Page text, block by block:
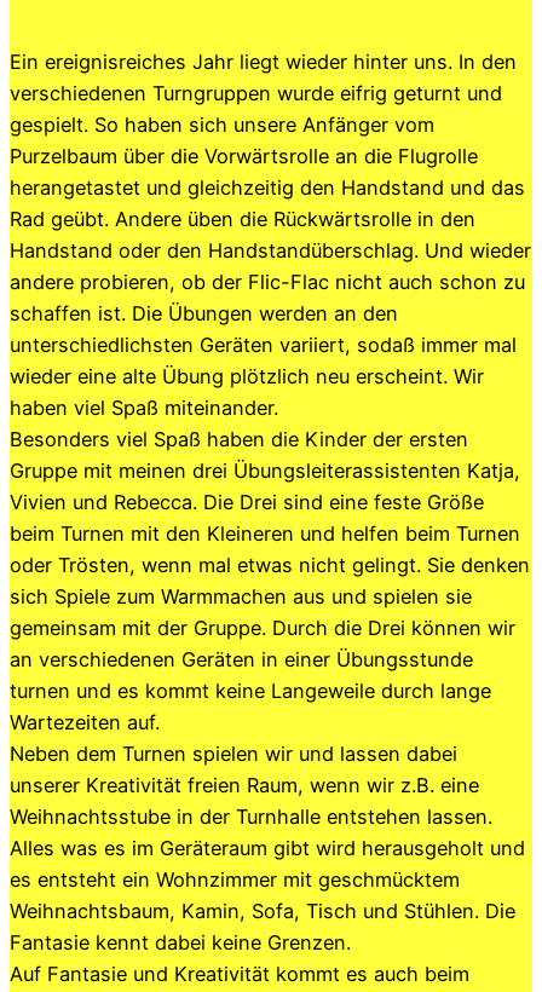
Ein ereignisreiches Jahr liegt wieder hinter uns. In den
verschiedenen Turngruppen wurde eifrig geturnt und
gespielt. So haben sich unsere Anfänger vom
Purzelbaum über die Vorwärtsrolle an die Flugrolle
herangetastet und gleichzeitig den Handstand und das
Rad geübt. Andere üben die Rückwärtsrolle in den
Handstand oder den Handstandüberschlag. Und wieder
andere probieren, ob der Flic-Flac nicht auch schon zu
schaffen ist. Die Übungen werden an den
unterschiedlichsten Geräten variiert, sodaß immer mal
wieder eine alte Übung plötzlich neu erscheint. Wir
haben viel Spaß miteinander.
Besonders viel Spaß haben die Kinder der ersten
Gruppe mit meinen drei Übungsleiterassistenten Katja,
Vivien und Rebecca. Die Drei sind eine feste Größe
beim Turnen mit den Kleineren und helfen beim Turnen
oder Trösten, wenn mal etwas nicht gelingt. Sie denken
sich Spiele zum Warmmachen aus und spielen sie
gemeinsam mit der Gruppe. Durch die Drei können wir
an verschiedenen Geräten in einer Übungsstunde
turnen und es kommt keine Langeweile durch lange
Wartezeiten auf.
Neben dem Turnen spielen wir und lassen dabei
unserer Kreativität freien Raum, wenn wir z.B. eine
Weihnachtsstube in der Turnhalle entstehen lassen.
Alles was es im Geräteraum gibt wird herausgeholt und
es entsteht ein Wohnzimmer mit geschmücktem
Weihnachtsbaum, Kamin, Sofa, Tisch und Stühlen. Die
Fantasie kennt dabei keine Grenzen.
Auf Fantasie und Kreativität kommt es auch beim